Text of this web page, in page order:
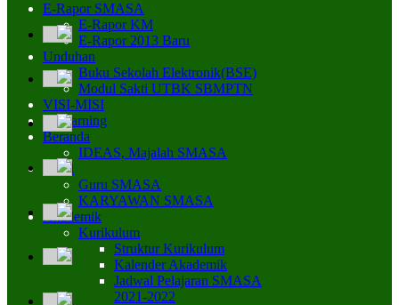
E-Rapor SMASA
E-Rapor KM
E-Rapor 2013 Baru
Unduhan
Buku Sekolah Elektronik(BSE)
Modul Sakti UTBK SBMPTN
VISI-MISI
E-Learning
Beranda
IDEAS, Majalah SMASA
Profil
Guru SMASA
KARYAWAN SMASA
Akademik
Kurikulum
Struktur Kurikulum
Kalender Akademik
Jadwal Pelajaran SMASA
2021-2022